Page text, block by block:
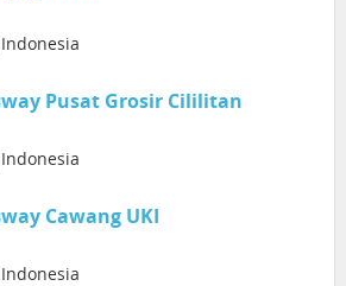
Indonesia
Pusat Grosir Cililitan
Indonesia
Cawang UKI
Indonesia